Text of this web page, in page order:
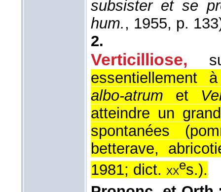
subsister et se
hum., 1955, p.
2.
Verticilliose,
essentiellement
albo-atrum et
atteindre un
spontanées
betterave,
1981; dict. xxes.).